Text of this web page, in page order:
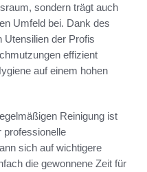
sondern trägt auch
Umfeld bei. Dank des
Utensilien der Profis
effizient
auf einem hohen
Reinigung ist
professionelle
sich auf wichtigere
die gewonnene Zeit für